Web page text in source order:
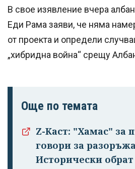
В свое изявление вчера
Еди Рама заяви, че няма
от проекта и определи
„хибридна война“ срещу
Още по темата
Z-Каст: "Хамас" за
говори за
Исторически